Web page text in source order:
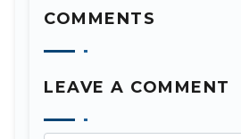
COMMENTS
LEAVE A COMMENT